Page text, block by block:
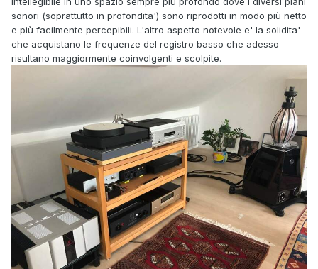
sonori (soprattutto in profondita') sono riprodotti in modo più netto
e più facilmente percepibili. L'altro aspetto notevole e' la solidita'
che acquistano le frequenze del registro basso che adesso
risultano maggiormente coinvolgenti e scolpite.